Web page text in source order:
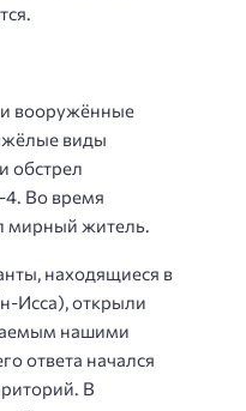
и вооружённые
виды
обстрел
Во время
мирный житель.
находящиеся в
Исса), открыли
нашими
ответа начался
В